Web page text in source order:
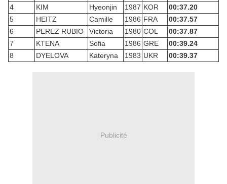
4
KIM Hyeonjin 1987 KOR
00:37.20
5
HEITZ Camille 1986 FRA
00:37.57
6
PEREZ RUBIO Victoria 1980 COL
00:37.87
7
KTENA Sofia 1986 GRE
00:39.24
8
DYELOVA Kateryna 1983 UKR 00:39.37
Publicité